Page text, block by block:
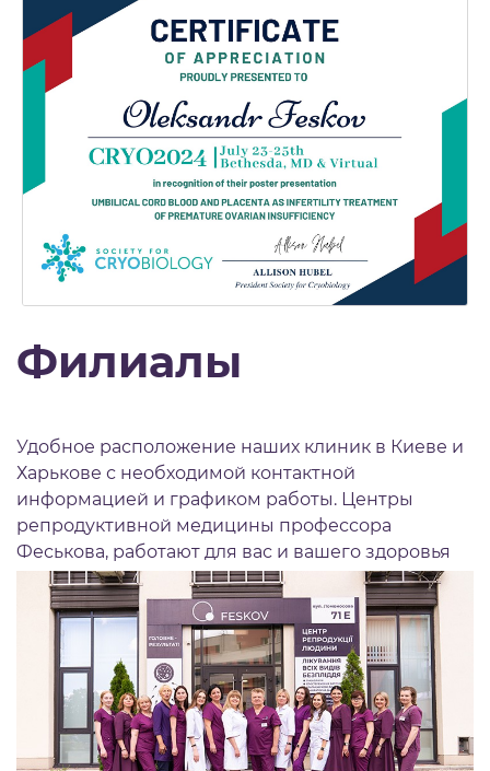
Филиалы
Удобное расположение наших клиник в Киеве и
Харькове с необходимой контактной
информацией и графиком работы. Центры
репродуктивной медицины профессора
Феськова, работают для вас и вашего здоровья